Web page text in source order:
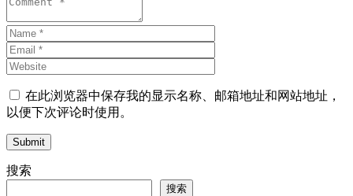
在此浏览器中保存我的显示名称、邮箱地址和网站地址，
以便下次评论时使用。
Submit
搜索
搜索